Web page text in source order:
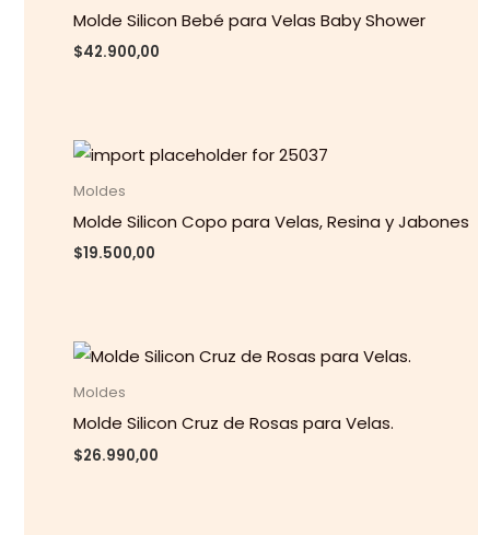
Molde Silicon Bebé para Velas Baby Shower
$42.900,00
Moldes
Molde Silicon Copo para Velas, Resina y Jabones
$19.500,00
Moldes
Molde Silicon Cruz de Rosas para Velas.
$26.990,00